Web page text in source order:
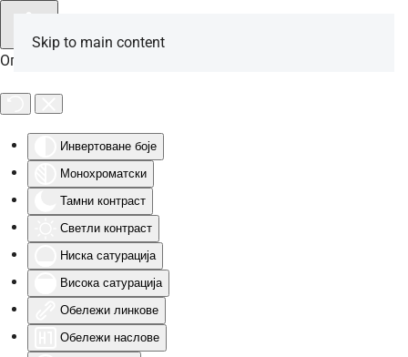
Опције за особе са инвалидитетом
Инвертоване боје
Монохроматски
Тамни контраст
Светли контраст
Ниска сатурација
Висока сатурација
Обележи линкове
Обележи наслове
Skip to main content